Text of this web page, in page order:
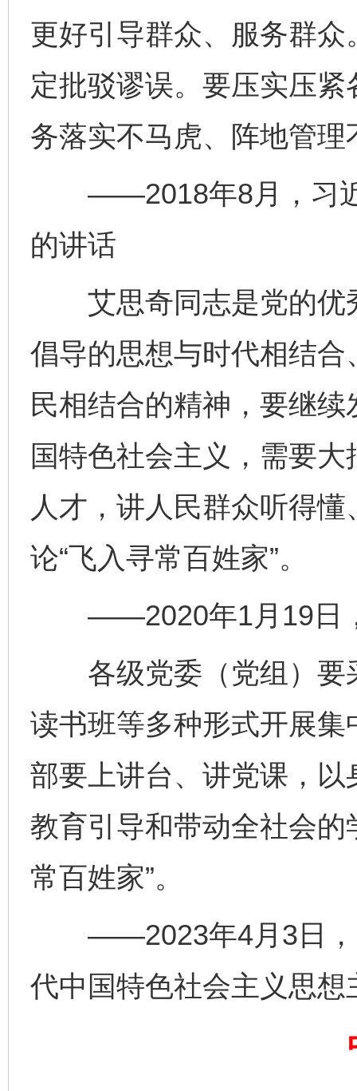
更好引导群众、服务群
定批驳谬误。要压实压
务落实不马虎、阵地管
——2018年8月，习近
的讲话
艾思奇同志是党的优
倡导的思想与时代相结
民相结合的精神，要继
国特色社会主义，需要
人才，讲人民群众听得
论“飞入寻常百姓家”。
——2020年1月19日，
各级党委（党组）要
读书班等多种形式开展
部要上讲台、讲党课，
教育引导和带动全社会的
常百姓家”。
——2023年4月3日，
代中国特色社会主义思